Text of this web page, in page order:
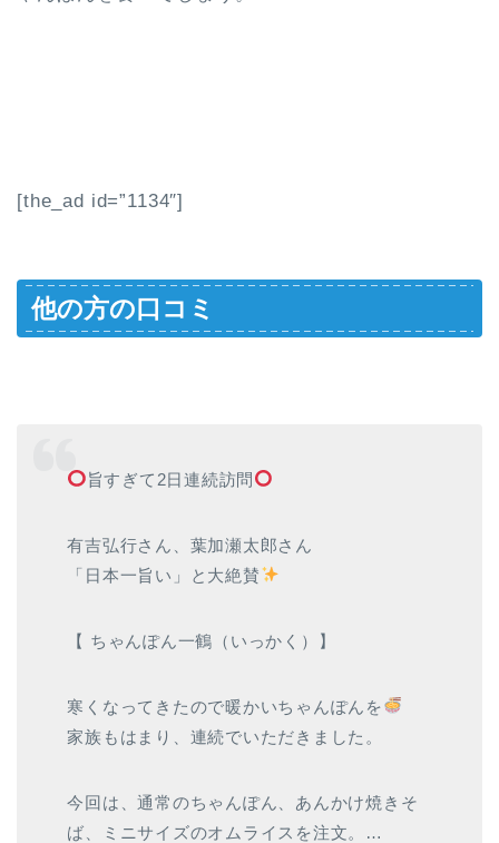
[the_ad id=”1134″]
他の方の口コミ
旨すぎて2日連続訪問
有吉弘行さん、葉加瀬太郎さん
「日本一旨い」と大絶賛
【 ちゃんぽん一鶴（いっかく）】
寒くなってきたので暖かいちゃんぽんを
家族もはまり、連続でいただきました。
今回は、通常のちゃんぽん、あんかけ焼きそ
ば、ミニサイズのオムライスを注文。…